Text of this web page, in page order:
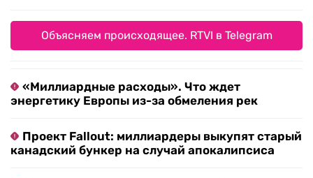
Объясняем происходящее. RTVI в Telegram
«Миллиардные расходы». Что ждет
энергетику Европы из-за обмеления рек
Проект Fallout: миллиардеры выкупят старый
канадский бункер на случай апокалипсиса